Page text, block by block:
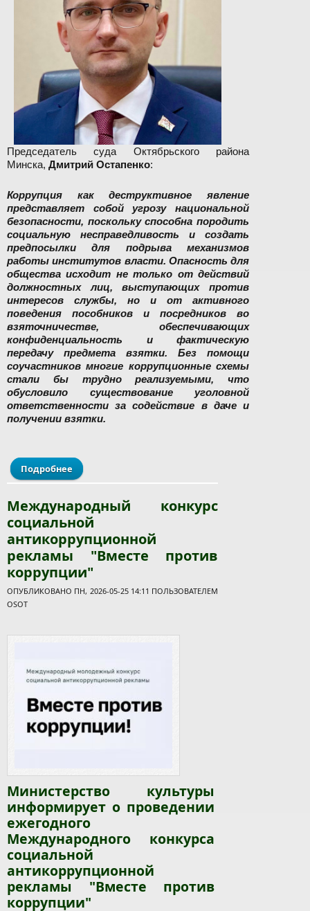
Председатель суда Октябрьского района
Минска, Дмитрий Остапенко:
Коррупция как деструктивное явление
представляет собой угрозу национальной
безопасности, поскольку способна породить
социальную несправедливость и создать
предпосылки для подрыва механизмов
работы институтов власти. Опасность для
общества исходит не только от действий
должностных лиц, выступающих против
интересов службы, но и от активного
поведения пособников и посредников во
взяточничестве, обеспечивающих
конфиденциальность и фактическую
передачу предмета взятки. Без помощи
соучастников многие коррупционные схемы
стали бы трудно реализуемыми, что
обусловило существование уголовной
ответственности за содействие в даче и
получении взятки.
Подробнее о Коррупционный транзит, или Какая
ответственность грозит за содействие в даче и
Международный конкурс
социальной
антикоррупционной
рекламы "Вместе против
коррупции"
ОПУБЛИКОВАНО ПН, 2026-05-25 14:11 ПОЛЬЗОВАТЕЛЕМ
OSOT
Министерство культуры
информирует о проведении
ежегодного
Международного конкурса
социальной
антикоррупционной
рекламы "Вместе против
коррупции"